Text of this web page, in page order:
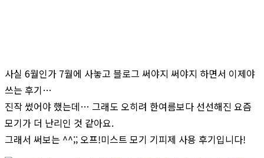
사실 6월인가 7월에 사놓고 블로그 써야지 써야지 하면서 이제야
쓰는 후기…
진작 썼어야 했는데… 그래도 오히려 한여름보다 선선해진 요즘
모기가 더 난리인 것 같아요.
그래서 써보는 ^^;; 오프!미스트 모기 기피제 사용 후기입니다!